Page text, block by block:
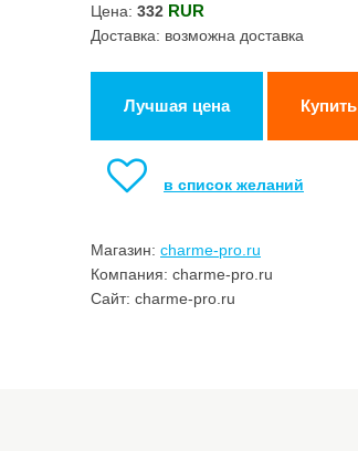
Цена: 332 RUR
Доставка: возможна доставка
Лучшая цена Купить
в список желаний
Магазин: charme-pro.ru
Компания: charme-pro.ru
Сайт: charme-pro.ru